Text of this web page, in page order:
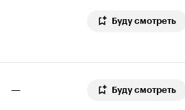
Буду смотреть
— Буду смотреть